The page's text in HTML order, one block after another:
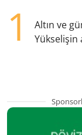
1
Altın ve
Yükselişin